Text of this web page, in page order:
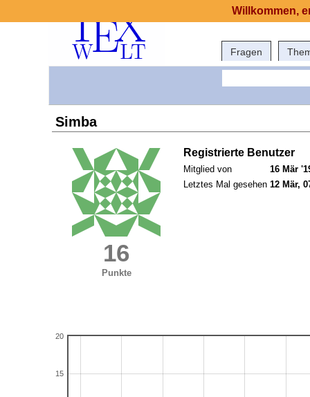
Fragen
Simba
16
Punkte
Registrierte Benutzer
Mitglied von
16 Mär
Letztes Mal gesehen 12 Mär,
15
20
Willkommen,